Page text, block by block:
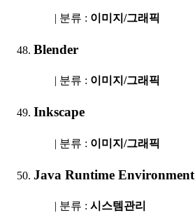
| 분류 : 이미지/그래픽
Blender
| 분류 : 이미지/그래픽
Inkscape
| 분류 : 이미지/그래픽
Java Runtime Environment
| 분류 : 시스템관리